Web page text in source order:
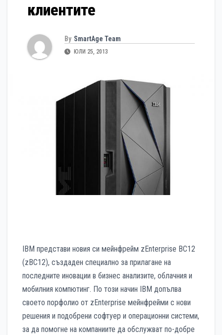
клиентите
By SmartAge Team
ЮЛИ 25, 2013
IBM представи новия си мейнфрейм zEnterprise BC12
(zBC12), създаден специално за прилагане на
последните иновации в бизнес анализите, облачния и
мобилния компютинг. По този начин IBM допълва
своето порфолио от zEnterprise мейнфрейми с нови
решения и подобрени софтуер и операционни системи,
за да помогне на компаниите да обслужват по-добре